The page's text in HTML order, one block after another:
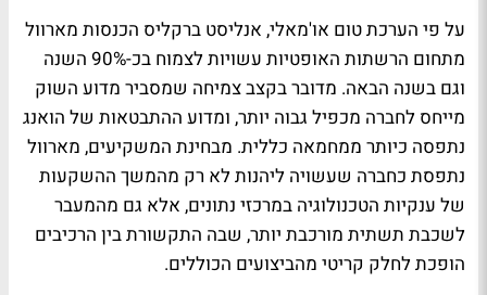
על פי הערכת טום או'מאלי, אנליסט ברקליס הכנסות מארוול
מתחום הרשתות האופטיות עשויות לצמוח בכ-90% השנה
וגם בשנה הבאה. מדובר בקצב צמיחה שמסביר מדוע השוק
מייחס לחברה מכפיל גבוה יותר, ומדוע ההתבטאות של הואנג
נתפסה כיותר ממחמאה כללית. מבחינת המשקיעים, מארוול
נתפסת כחברה שעשויה ליהנות לא רק מהמשך ההשקעות
של ענקיות הטכנולוגיה במרכזי נתונים, אלא גם מהמעבר
לשכבת תשתית מורכבת יותר, שבה התקשורת בין הרכיבים
הופכת לחלק קריטי מהביצועים הכוללים.